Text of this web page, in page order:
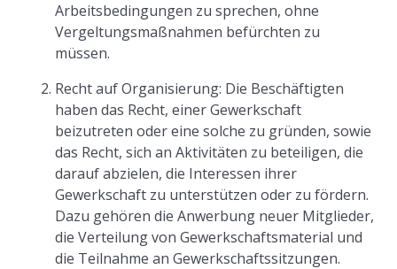
Arbeitsbedingungen zu sprechen, ohne
Vergeltungsmaßnahmen befürchten zu
müssen.
Recht auf Organisierung: Die Beschäftigten
haben das Recht, einer Gewerkschaft
beizutreten oder eine solche zu gründen, sowie
das Recht, sich an Aktivitäten zu beteiligen, die
darauf abzielen, die Interessen ihrer
Gewerkschaft zu unterstützen oder zu fördern.
Dazu gehören die Anwerbung neuer Mitglieder,
die Verteilung von Gewerkschaftsmaterial und
die Teilnahme an Gewerkschaftssitzungen.